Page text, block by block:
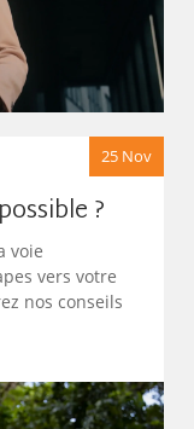
25 Nov
?
voie
vers votre
nos conseils